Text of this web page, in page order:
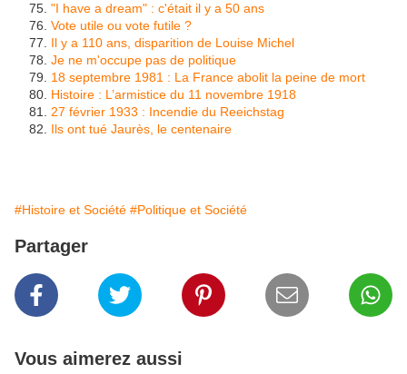
"I have a dream" : c'était il y a 50 ans
Vote utile ou vote futile ?
Il y a 110 ans, disparition de Louise Michel
Je ne m'occupe pas de politique
18 septembre 1981 : La France abolit la peine de mort
Histoire : L’armistice du 11 novembre 1918
27 février 1933 : Incendie du Reeichstag
Ils ont tué Jaurès, le centenaire
#Histoire et Société #Politique et Société
Partager
Vous aimerez aussi